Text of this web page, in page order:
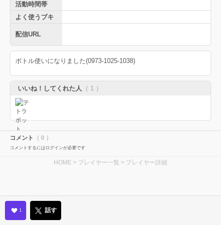
活動時間帯
よく使うブキ
配信URL
ボトル使いになりました(0973-1025-1038)
いいね！してくれた人 （ 1 ）
コメント （ 0 ）
コメントするにはログインが必要です
HOME > プレイヤー一覧 > プレイヤー詳細
1 話す